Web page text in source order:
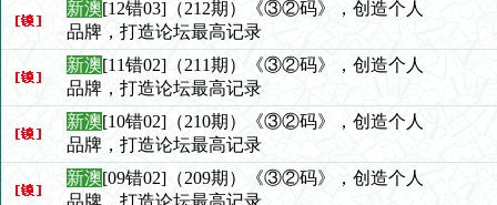
新澳[12错03]（212期）《③②码》，创造个人
品牌，打造论坛最高记录
新澳[11错02]（211期）《③②码》，创造个人
品牌，打造论坛最高记录
新澳[10错02]（210期）《③②码》，创造个人
品牌，打造论坛最高记录
新澳[09错02]（209期）《③②码》，创造个人
品牌，打造论坛最高记录